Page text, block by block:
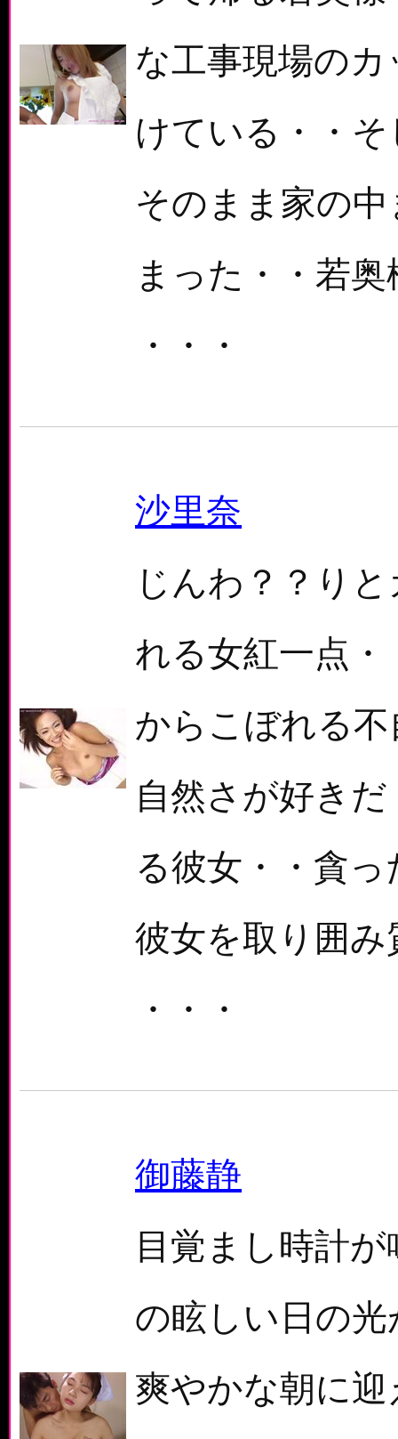
な工事現場の
けている・・
そのまま家の
まった・・若
・・・
沙里奈
じんわ？？り
れる女紅一点
からこぼれる
自然さが好き
る彼女・・貪
彼女を取り囲
・・・
御藤静
目覚まし時計
の眩しい日の
爽やかな朝に